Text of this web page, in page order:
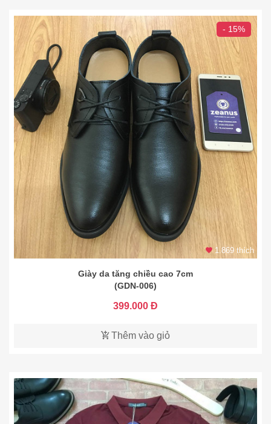
- 15%
1.869 thích
Giày da tăng chiều cao 7cm
(GDN-006)
399.000 Đ
Thêm vào giỏ